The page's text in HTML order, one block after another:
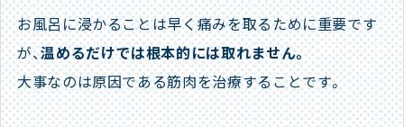
お風呂に浸かることは早く痛みを取るために重要です
が、温めるだけでは根本的には取れません。
大事なのは原因である筋肉を治療することです。